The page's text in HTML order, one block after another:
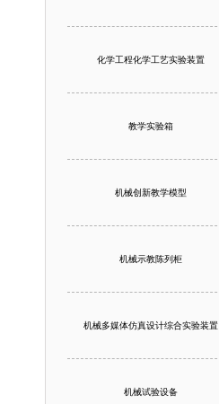
化学工程化学工艺实验装置
教学实验箱
机械创新教学模型
机械示教陈列柜
机械多媒体仿真设计综合实验装置
机械试验设备